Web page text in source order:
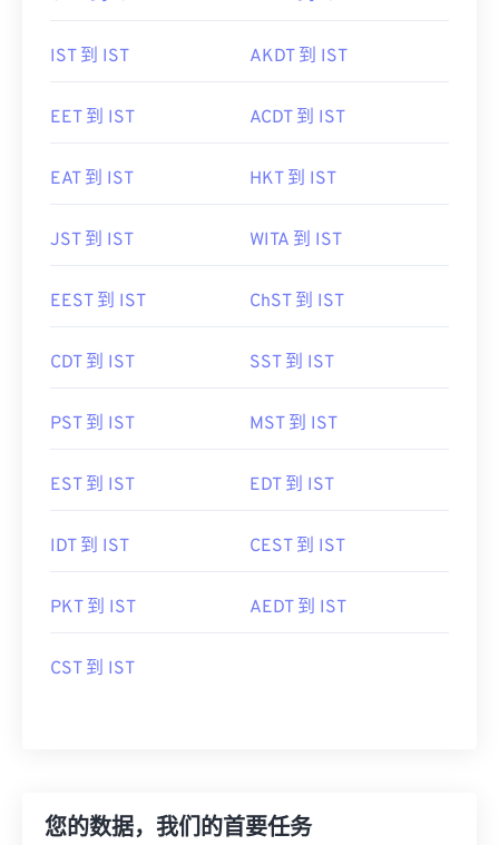
IST 到 IST AKDT 到 IST
EET 到 IST ACDT 到 IST
EAT 到 IST HKT 到 IST
JST 到 IST WITA 到 IST
EEST 到 IST ChST 到 IST
CDT 到 IST SST 到 IST
PST 到 IST MST 到 IST
EST 到 IST EDT 到 IST
IDT 到 IST CEST 到 IST
PKT 到 IST AEDT 到 IST
CST 到 IST
您的数据，我们的首要任务